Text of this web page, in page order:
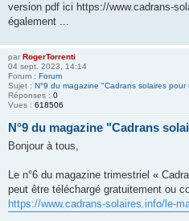
version pdf ici https://www.cadrans-
également ...
par RogerTorrenti
04 sept. 2023, 14:14
Forum : Forum
Sujet : N°9 du magazine "Cadrans solaires pour
Réponses : 0
Vues : 618506
N°9 du magazine "Cadrans
Bonjour à tous,
Le n°6 du magazine trimestriel «
peut être téléchargé gratuitement ou
https://www.cadrans-solaires.info/le-